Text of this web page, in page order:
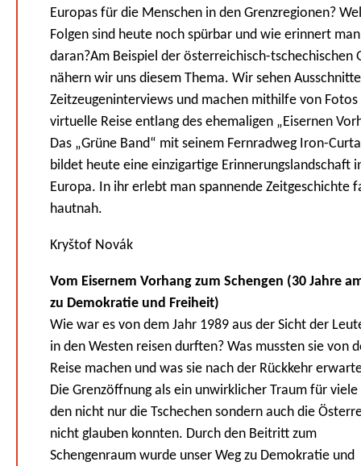
Europas für die Menschen in den Grenzregionen?
Folgen sind heute noch spürbar und wie erinnert man
daran?Am Beispiel der österreichisch-tschechischen
nähern wir uns diesem Thema. Wir sehen
Zeitzeugeninterviews und machen mithilfe von Fotos
virtuelle Reise entlang des ehemaligen „Eisernen
Das „Grüne Band“ mit seinem Fernradweg Iron-
bildet heute eine einzigartige Erinnerungslandschaft
Europa. In ihr erlebt man spannende Zeitgeschichte
hautnah.
Kryštof Novák
Vom Eisernem Vorhang zum Schengen (30 Jahre
zu Demokratie und Freiheit)
Wie war es von dem Jahr 1989 aus der Sicht der
in den Westen reisen durften? Was mussten sie von
Reise machen und was sie nach der Rückkehr
Die Grenzöffnung als ein unwirklicher Traum für viele
den nicht nur die Tschechen sondern auch die
nicht glauben konnten. Durch den Beitritt zum
Schengenraum wurde unser Weg zu Demokratie und